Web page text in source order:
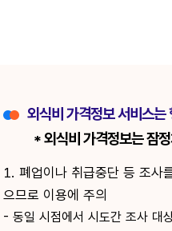
외식비 가격정보 서비스는
* 외식비 가격정보는 잠
1. 폐업이나 취급중단 등 조사
으므로 이용에 주의
- 동일 시점에서 시도간 조사 대